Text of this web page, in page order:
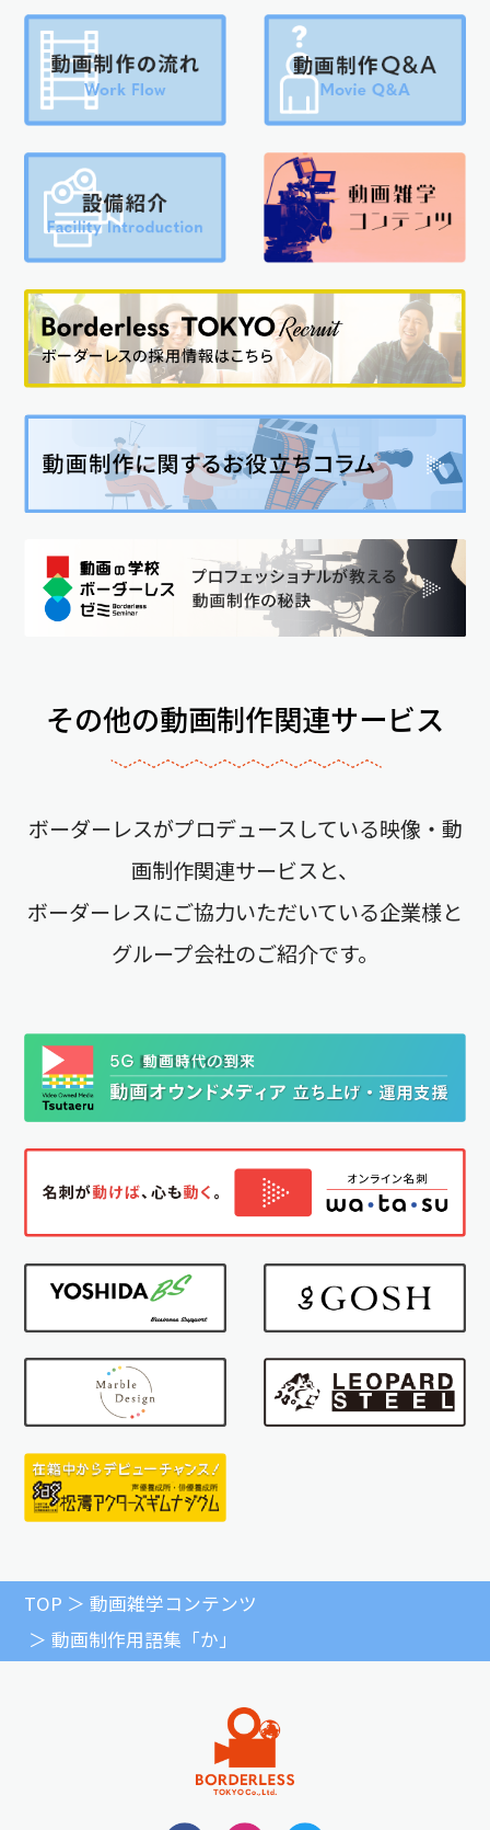
その他の動画制作関連サービス
ボーダーレスがプロデュースしている映像・動
画制作関連サービスと、
ボーダーレスにご協力いただいている企業様と
グループ会社のご紹介です。
TOP
動画雑学コンテンツ
動画制作用語集「か」